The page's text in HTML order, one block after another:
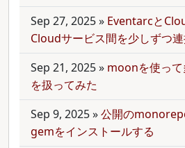
Sep 27, 2025» Eventarcと
Cloudサービス間を少しずつ
Sep 21, 2025» moonを使っ
を扱ってみた
Sep 9, 2025»公開の
gemをインストールする